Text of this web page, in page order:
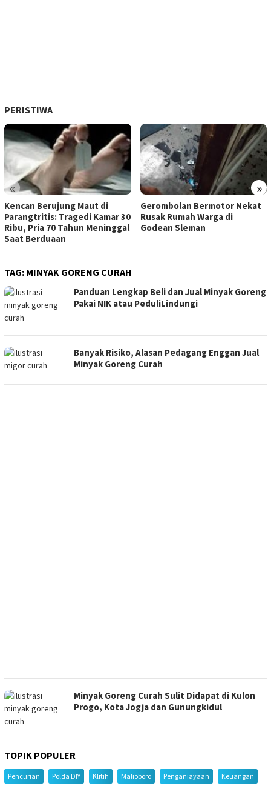
PERISTIWA
« »
Kencan Berujung Maut di
Parangtritis: Tragedi Kamar 30
Ribu, Pria 70 Tahun Meninggal
Saat Berduaan
Gerombolan Bermotor Nekat
Rusak Rumah Warga di
Godean Sleman
TAG: MINYAK GORENG CURAH
Panduan Lengkap Beli dan Jual Minyak Goreng
Pakai NIK atau PeduliLindungi
Banyak Risiko, Alasan Pedagang Enggan Jual
Minyak Goreng Curah
Minyak Goreng Curah Sulit Didapat di Kulon
Progo, Kota Jogja dan Gunungkidul
TOPIK POPULER
Pencurian Polda DIY Klitih Malioboro Penganiayaan Keuangan